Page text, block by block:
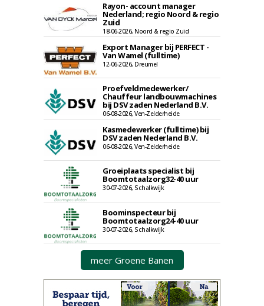
Rayon- account manager
Nederland; regio Noord & regio
Zuid
18-06-2026, Noord & regio Zuid
Export Manager bij PERFECT -
Van Wamel (fulltime)
12-06-2026, Dreumel
Proefveldmedewerker/
Chauffeur landbouwmachines
bij DSV zaden Nederland B.V.
06-08-2026, Ven-Zelderheide
Kasmedewerker (fulltime) bij
DSV zaden Nederland B.V.
06-08-2026, Ven-Zelderheide
Groeiplaats specialist bij
Boomtotaalzorg32-40 uur
30-07-2026, Schalkwijk
Boominspecteur bij
Boomtotaalzorg24-40 uur
30-07-2026, Schalkwijk
meer Groene Banen